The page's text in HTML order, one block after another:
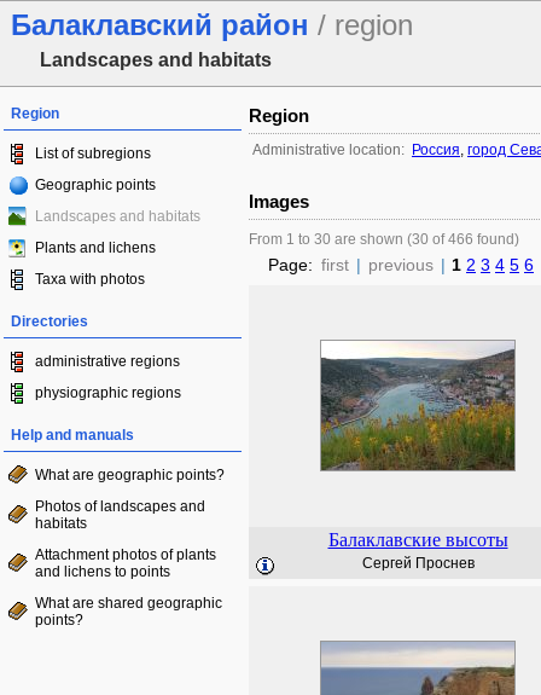
Балаклавский район / region
Landscapes and habitats
Region
List of subregions
Geographic points
Landscapes and habitats
Plants and lichens
Taxa with photos
Directories
administrative regions
physiographic regions
Help and manuals
What are geographic points?
Photos of landscapes and
habitats
Attachment photos of plants
and lichens to points
What are shared geographic
points?
Region
Administrative location: Россия, город
Images
From 1 to 30 are shown (30 of 466 found)
Page: first | previous | 1 2 3 4 5 6
Балаклавские высоты
Сергей Проснев